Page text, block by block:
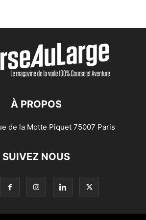
À PROPOS
de la Motte Piquet 75007 Paris
SUIVEZ NOUS